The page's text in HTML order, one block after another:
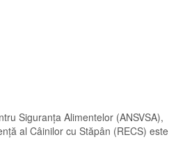
Siguranța Alimentelor (ANSVSA),
al Câinilor cu Stăpân (RECS) este